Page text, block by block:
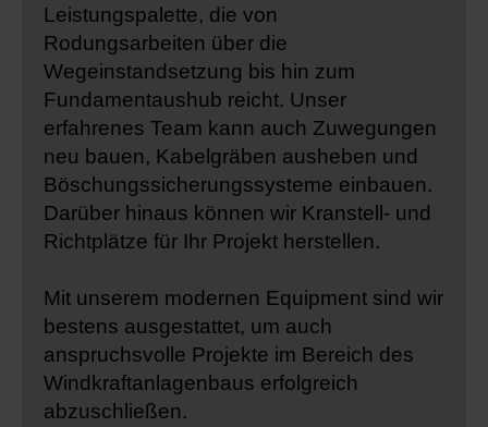
Leistungspalette, die von
Rodungsarbeiten über die
Wegeinstandsetzung bis hin zum
Fundamentaushub reicht. Unser
erfahrenes Team kann auch Zuwegungen
neu bauen, Kabelgräben ausheben und
Böschungssicherungssysteme einbauen.
Darüber hinaus können wir Kranstell- und
Richtplätze für Ihr Projekt herstellen.
Mit unserem modernen Equipment sind wir
bestens ausgestattet, um auch
anspruchsvolle Projekte im Bereich des
Windkraftanlagenbaus erfolgreich
abzuschließen.